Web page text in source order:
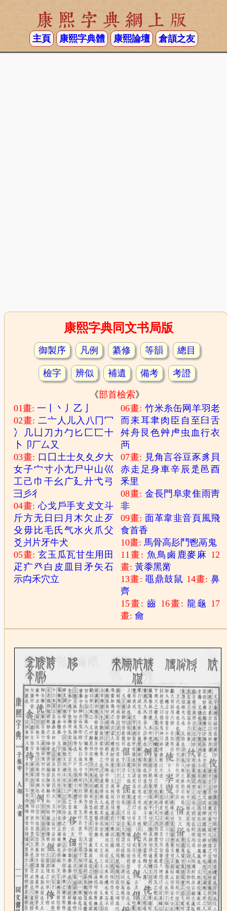
康熙字典網上版
主頁 康熙字典體 康熙論壇 倉頡之友
康熙字典同文书局版
御製序 凡例 纂修 等韻 總目
檢字 辨似 補遺 備考 考證
《部首檢索》
01畫:一 丶 丿 乙
02畫:二亠 人 儿入 八 冂冖
冫
几 凵 刀 力 勹 匕 匚匸十
卜
卩厂厶 又
03畫: 口 囗 土士夂 夊 夕大
女子宀寸小尢尸 屮 山巛
工 己 巾 干幺 广廴廾弋弓
彐 彡彳
04畫:心戈 戶手支 攴文斗
斤方无 日 曰 月木 欠止 歹
殳毋 比毛 氏气水 火 爪父
爻 爿 片牙牛犬
05畫:玄玉 瓜瓦甘生用 田
疋 疒癶 白 皮 目矛 矢石
示禸禾穴立
06畫: 竹米糸缶网 羊羽老
而耒耳聿肉 臣 自 至 臼舌
舛舟 艮色艸 虍 虫 血行衣
襾
07畫: 見角言谷豆豕豸 貝
赤走 足身車辛辰 辵 邑酉
釆里
08畫: 金長門 阜隶隹雨靑
非
09畫: 面革韋韭音頁風飛
食首香
10畫:馬骨高髟 鬥鬯鬲 鬼
11畫: 魚鳥 鹵 鹿麥 麻 12
畫:黃黍黑黹
13畫: 黽鼎鼓鼠 14畫:鼻
齊
15畫:齒 16畫:龍龜 17
畫:龠